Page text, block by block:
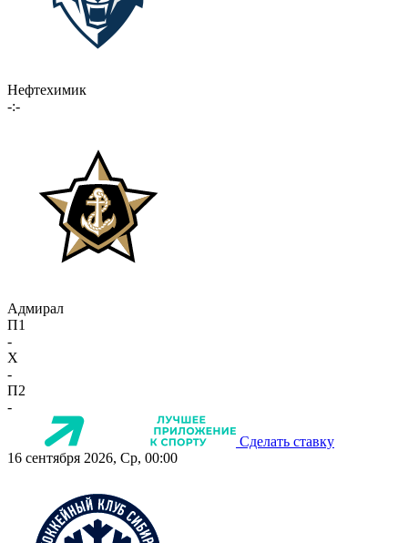
Нефтехимик
-:-
Адмирал
П1
-
X
-
П2
-
Сделать ставку
16 сентября 2026, Ср, 00:00